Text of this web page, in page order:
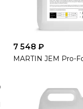
7 548 ₽
MARTIN JEM Pro-